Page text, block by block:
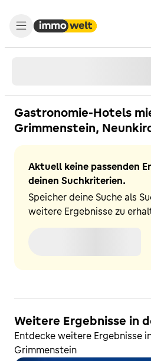
Gastronomie-Hotels
Grimmenstein,
Aktuell keine passenden
deinen Suchkriterien.
Speicher deine Suche als
weitere Ergebnisse zu
Weitere Ergebnisse in
Entdecke weitere Ergebnisse
Grimmenstein